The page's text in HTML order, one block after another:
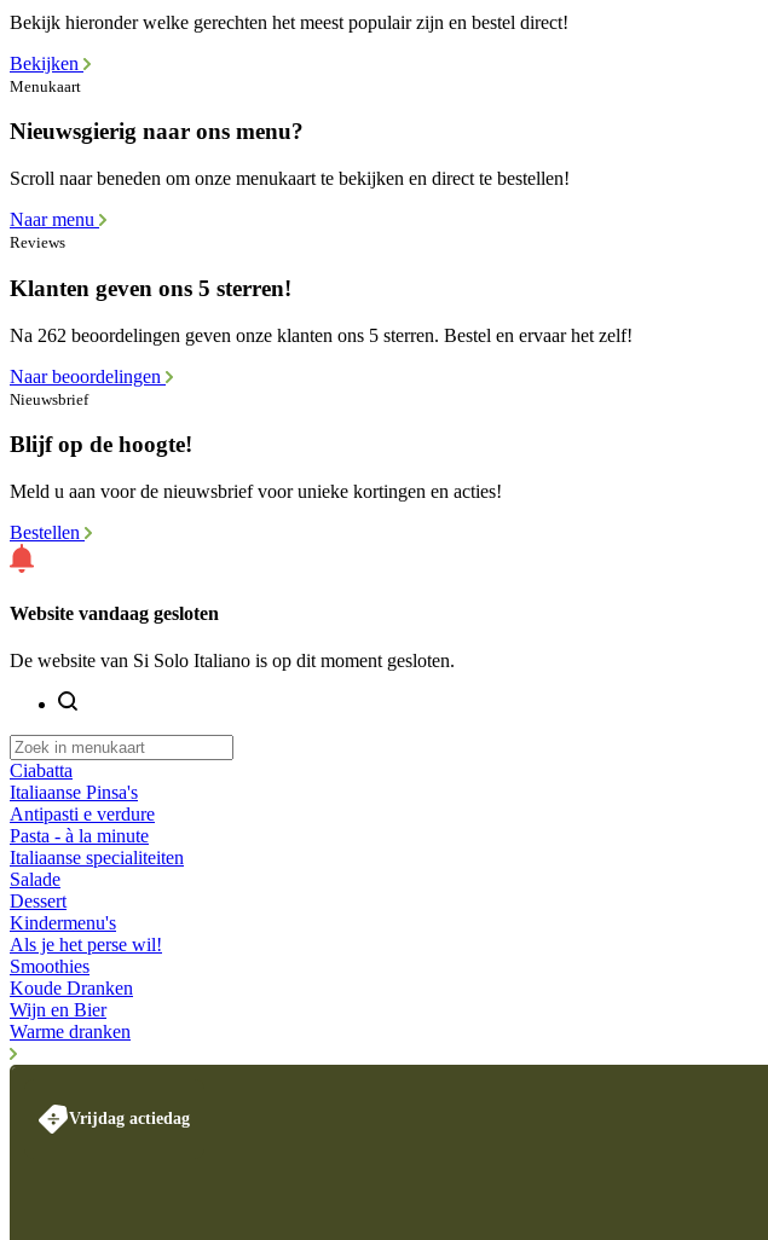
Bekijk hieronder welke gerechten het meest populair zijn en bestel direct!
Bekijken
Menukaart
Nieuwsgierig naar ons menu?
Scroll naar beneden om onze menukaart te bekijken en direct te bestellen!
Naar menu
Reviews
Klanten geven ons 5 sterren!
Na 262 beoordelingen geven onze klanten ons 5 sterren. Bestel en ervaar het zelf!
Naar beoordelingen
Nieuwsbrief
Blijf op de hoogte!
Meld u aan voor de nieuwsbrief voor unieke kortingen en acties!
Bestellen
Website vandaag gesloten
De website van Si Solo Italiano is op dit moment gesloten.
Ciabatta
Italiaanse Pinsa's
Antipasti e verdure
Pasta - à la minute
Italiaanse specialiteiten
Salade
Dessert
Kindermenu's
Als je het perse wil!
Smoothies
Koude Dranken
Wijn en Bier
Warme dranken
Vrijdag actiedag